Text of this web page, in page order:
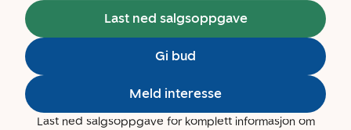
Last ned salgsoppgave
Gi bud
Meld interesse
Last ned salgsoppgave for komplett informasjon om